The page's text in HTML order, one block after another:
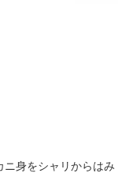
身をシャリからはみ